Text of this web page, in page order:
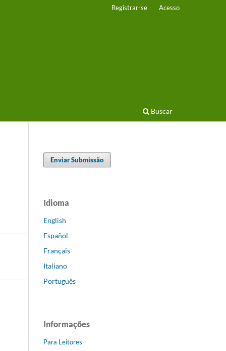
Buscar
Registrar-se Acesso
Enviar Submissão
Idioma
English
Español
Français
Italiano
Português
Informações
Para Leitores